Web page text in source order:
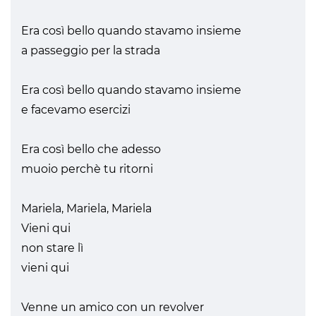
Era così bello quando stavamo insieme
a passeggio per la strada
Era così bello quando stavamo insieme
e facevamo esercizi
Era così bello che adesso
muoio perchè tu ritorni
Mariela, Mariela, Mariela
Vieni qui
non stare lì
vieni qui
Venne un amico con un revolver